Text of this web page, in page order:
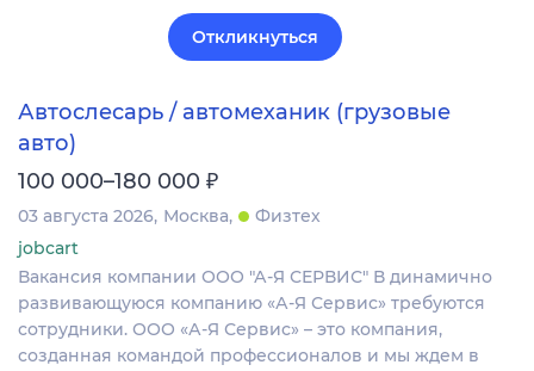
Откликнуться
Автослесарь / автомеханик (грузовые
авто)
100 000–180 000 ₽
03 августа 2026 Москва
Физтех
jobcart
Вакансия компании ООО "А-Я СЕРВИС" В динамично
развивающуюся компанию «А-Я Сервис» требуются
сотрудники. ООО «А-Я Сервис» – это компания,
созданная командой профессионалов и мы ждем в